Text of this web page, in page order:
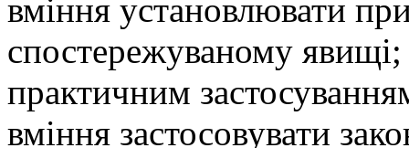
вміння установлювати
спостережуваному
практичним
вміння застосовувати